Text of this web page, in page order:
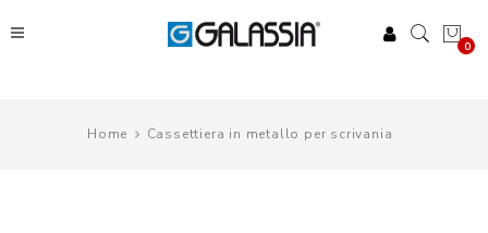
0
Home Cassettiera in metallo per scrivania